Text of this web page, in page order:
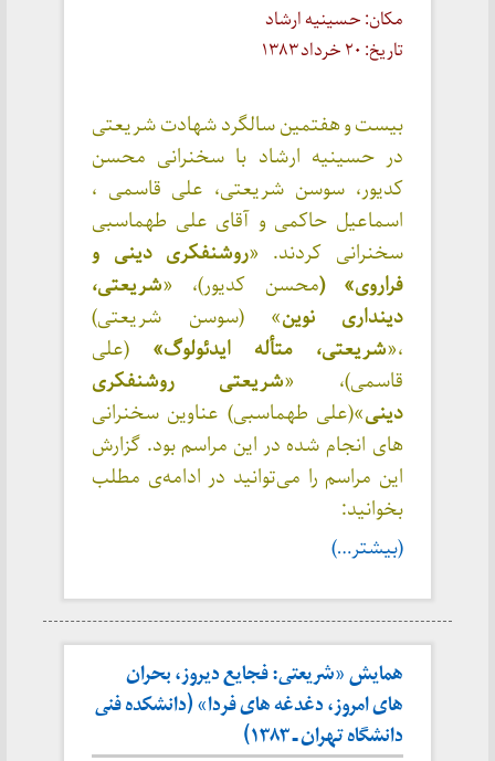
مکان: حسینیه ارشاد
تاریخ: ۲۰ خرداد ۱۳۸۳
بیست و هفتمین سالگرد شهادت شریعتی
در حسینیه ارشاد با سخنرانی محسن
کدیور، سوسن شریعتی، علی قاسمی ،
اسماعیل حاکمی و آقای علی طهماسبی
سخنرانی کردند. «روشنفکری دینی و
فراروی» (محسن کدیور)، «شریعتی،
دینداری نوین» (سوسن شریعتی)
،«شریعتی، متأله ایدئولوگ» (علی
قاسمی)، «شریعتی روشنفکری
دینی»(علی طهماسبی) عناوین سخنرانی
های انجام شده در این مراسم بود. گزارش
این مراسم را می‌توانید در ادامه‌ی مطلب
بخوانید:
(بیشتر…)
همایش «شریعتی: فجایع دیروز، بحران
های امروز، دغدغه های فردا» (دانشکده فنی
دانشگاه تهران ـ ۱۳۸۳)